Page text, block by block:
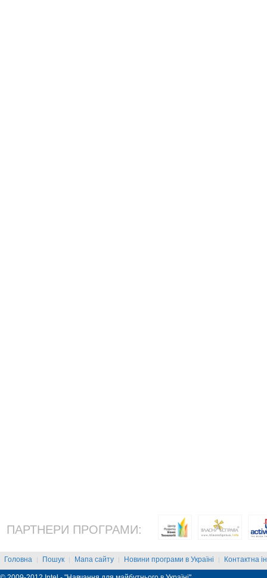
ПАРТНЕРИ ПРОГРАМИ:
Головна | Пошук | Мапа сайту | Новини програми в Україні | Контактна